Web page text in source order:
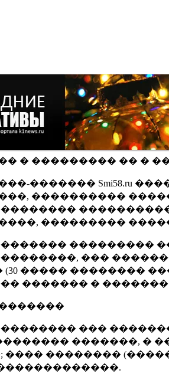
� ��������� �� �
������� Smi58.ru
����������
���������
���������
���
(30 ����� ��������
������� � �������
���
�������, �
���� ��������